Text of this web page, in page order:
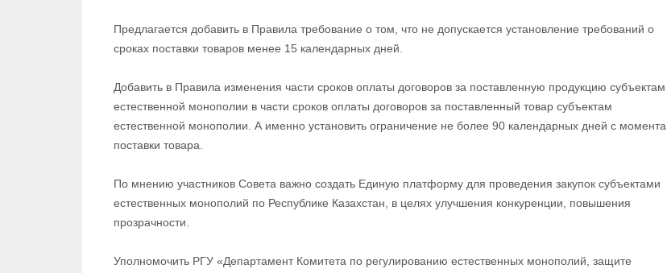
Предлагается добавить в Правила требование о том, что не допускается установление требований о
сроках поставки товаров менее 15 календарных дней.
Добавить в Правила изменения части сроков оплаты договоров за поставленную продукцию субъектам
естественной монополии в части сроков оплаты договоров за поставленный товар субъектам
естественной монополии. А именно установить ограничение не более 90 календарных дней с момента
поставки товара.
По мнению участников Совета важно создать Единую платформу для проведения закупок субъектами
естественных монополий по Республике Казахстан, в целях улучшения конкуренции, повышения
прозрачности.
Уполномочить РГУ «Департамент Комитета по регулированию естественных монополий, защите